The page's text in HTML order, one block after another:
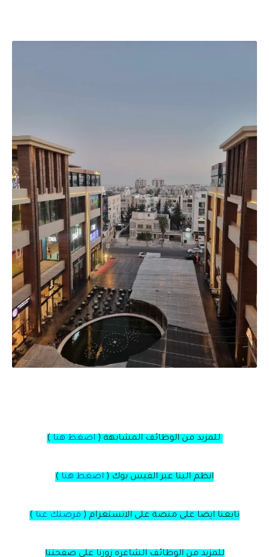
للمزيد من الوظائف المشابهة ( اضغط هنا )
انظم الينا عبر الفيس بوك ( اضغط هنا )
تابعنا ايضا على منصة على الانستغرام ( فرصتك عنا )
للمزيد من الوظائف الشاغره زورنا على صفحتنا